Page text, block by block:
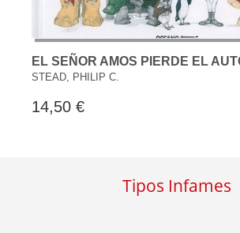
EL SEÑOR AMOS PIERDE EL
STEAD, PHILIP C.
14,50 €
Tipos Infames